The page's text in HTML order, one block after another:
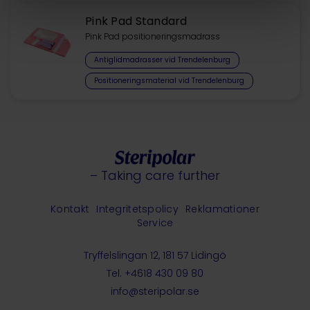
Pink Pad Standard
Pink Pad positioneringsmadrass
Antiglidmadrasser vid Trendelenburg
Positioneringsmaterial vid Trendelenburg
– Taking care further
Tryffelslingan 12, 181 57 Lidingö
Tel. +4618 430 09 80
info@steripolar.se
Kontakt Integritetspolicy Reklamationer
Service